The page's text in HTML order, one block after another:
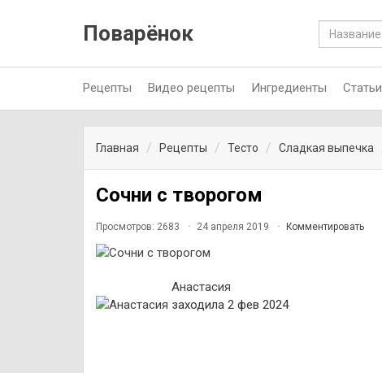
Поварёнок
Рецепты Видео рецепты Ингредиенты Статьи
Главная Рецепты Тесто Сладкая выпечка
Сочни с творогом
Просмотров: 2683 24 апреля 2019 Комментировать
Анастасия
заходила 2 фев 2024